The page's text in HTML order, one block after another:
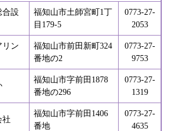
合設
福知山市土師宮町1丁
目179-5
0773-27-
2053
リン
福知山市前田新町324
番地の2
0773-27-
9753
福知山市字前田1878
番地の296
0773-27-
1319
社
福知山市字前田1406
番地
0773-27-
4635